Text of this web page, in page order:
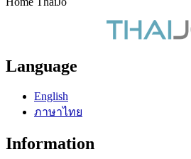
Language
English
ภาษาไทย
Information